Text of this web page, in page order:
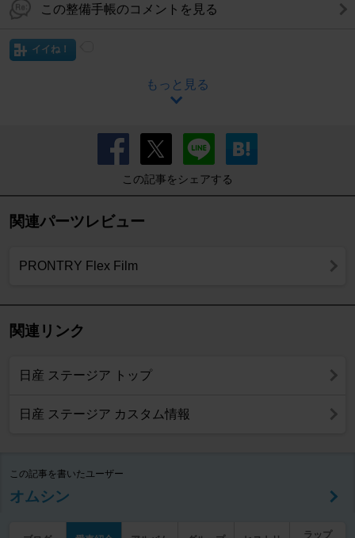
この整備手帳のコメントを見る
イイね！
もっと見る
この記事をシェアする
関連パーツレビュー
PRONTRY Flex Film
関連リンク
日産 ステージア トップ
日産 ステージア カスタム情報
この記事を書いたユーザー
オムシン
ラップ